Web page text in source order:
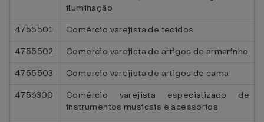
iluminação
4755501
Comércio varejista de tecidos
4755502
Comercio varejista de artigos de armarinho
4755503
Comercio varejista de artigos de cama
4756300
Comércio varejista especializado de
instrumentos musicais e acessórios